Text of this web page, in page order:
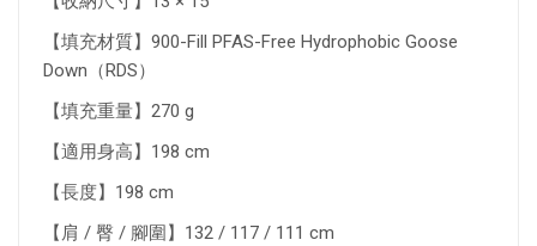
【填充材質】900-Fill PFAS-Free Hydrophobic Goose
Down（RDS）
【填充重量】270 g
【適用身高】198 cm
【長度】198 cm
【肩 / 臀 / 腳圍】132 / 117 / 111 cm